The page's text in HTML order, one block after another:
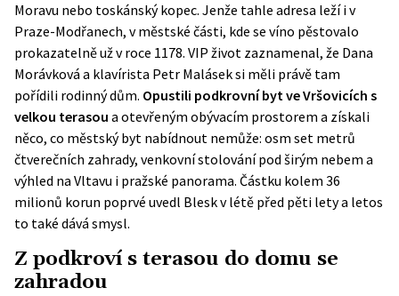
Moravu nebo toskánský kopec. Jenže tahle adresa leží i v
Praze-Modřanech, v městské části, kde se víno pěstovalo
prokazatelně už v roce 1178. VIP život zaznamenal, že Dana
Morávková a klavírista Petr Malásek si měli právě tam
pořídili rodinný dům. Opustili podkrovní byt ve Vršovicích s
velkou terasou a otevřeným obývacím prostorem a získali
něco, co městský byt nabídnout nemůže: osm set metrů
čtverečních zahrady, venkovní stolování pod širým nebem a
výhled na Vltavu i pražské panorama. Částku kolem 36
milionů korun poprvé uvedl Bleskv létě před pěti lety a letos
to také dává smysl.
Z podkroví s terasou do domu se
zahradou